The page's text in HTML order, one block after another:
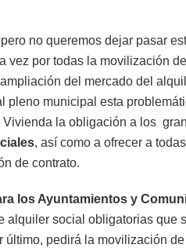
no queremos dejar pasar
vez por todas la movilización
del mercado del
pleno municipal esta
la obligación a los
, así como a ofrecer a
de contrato.
los Ayuntamientos y
alquiler social obligatorias que
pedirá la movilización